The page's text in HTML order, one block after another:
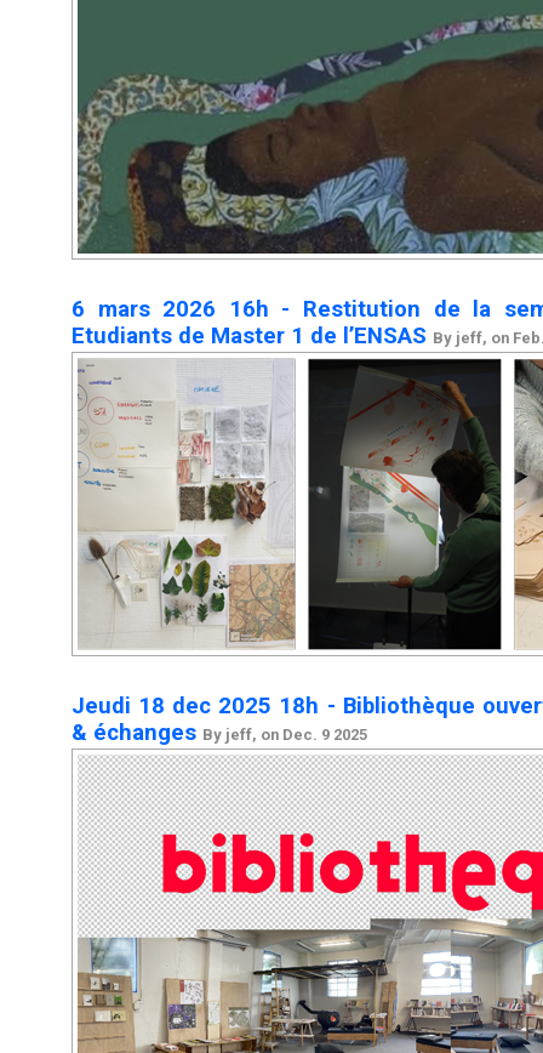
6 mars 2026 16h - Restitution de la
Etudiants de Master 1 de l’ENSAS By jeff, on
Jeudi 18 dec 2025 18h - Bibliothèque
& échanges By jeff, on Dec. 9 2025